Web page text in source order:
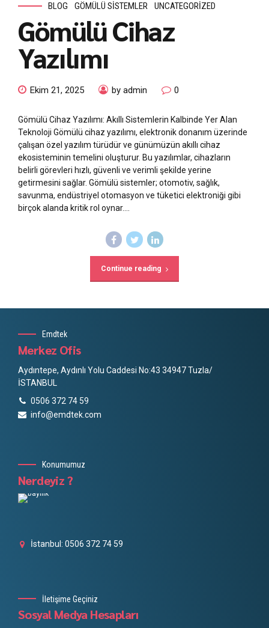
BLOG GÖMÜLÜ SISTEMLER UNCATEGORIZED
Gömülü Cihaz
Yazılımı
Ekim 21, 2025 by admin 0
Gömülü Cihaz Yazılımı: Akıllı Sistemlerin Kalbinde Yer Alan
Teknoloji Gömülü cihaz yazılımı, elektronik donanım üzerinde
çalışan özel yazılım türüdür ve günümüzün akıllı cihaz
ekosisteminin temelini oluşturur. Bu yazılımlar, cihazların
belirli görevleri hızlı, güvenli ve verimli şekilde yerine
getirmesini sağlar. Gömülü sistemler; otomotiv, sağlık,
savunma, endüstriyel otomasyon ve tüketici elektroniği gibi
birçok alanda kritik rol oynar....
Continue reading
Emdtek
Merkez Ofis
Aydıntepe, Aydınlı Yolu Caddesi No:43 34947 Tuzla/
İSTANBUL
0506 372 74 59
info@emdtek.com
Konumumuz
Nerdeyiz ?
İstanbul: 0506 372 74 59
İletişime Geçiniz
Sosyal Medya Hesapları